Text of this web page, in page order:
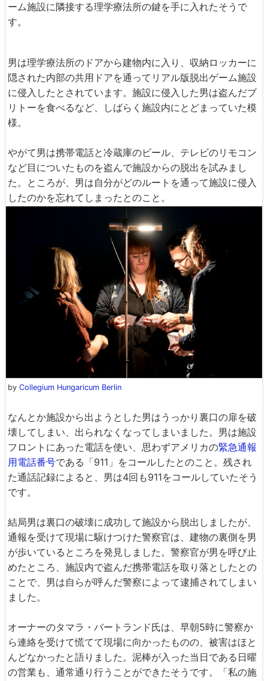
ーム施設に隣接する理学療法所の鍵を手に入れたそうで
す。
男は理学療法所のドアから建物内に入り、収納ロッカーに
隠された内部の共用ドアを通ってリアル版脱出ゲーム施設
に侵入したとされています。施設に侵入した男は盗んだブ
リトーを食べるなど、しばらく施設内にとどまっていた模
様。
やがて男は携帯電話と冷蔵庫のビール、テレビのリモコン
など目についたものを盗んで施設からの脱出を試みまし
た。ところが、男は自分がどのルートを通って施設に侵入
したのかを忘れてしまったとのこと。
by Collegium Hungaricum Berlin
なんとか施設から出ようとした男はうっかり裏口の扉を破
壊してしまい、出られなくなってしまいました。男は施設
フロントにあった電話を使い、思わずアメリカの緊急通報
用電話番号である「911」をコールしたとのこと。残され
た通話記録によると、男は4回も911をコールしていたそう
です。
結局男は裏口の破壊に成功して施設から脱出しましたが、
通報を受けて現場に駆けつけた警察官は、建物の裏側を男
が歩いているところを発見しました。警察官が男を呼び止
めたところ、施設内で盗んだ携帯電話を取り落としたとの
ことで、男は自らが呼んだ警察によって逮捕されてしまい
ました。
オーナーのタマラ・バートランド氏は、早朝5時に警察か
ら連絡を受けて慌てて現場に向かったものの、被害はほと
んどなかったと語りました。泥棒が入った当日である日曜
の営業も、通常通り行うことができたそうです。「私の施